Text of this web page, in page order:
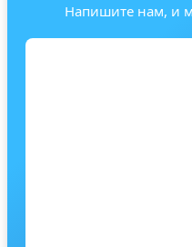
Напишите нам, и